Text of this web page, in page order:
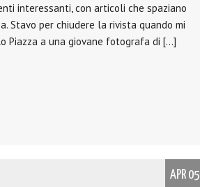
interessanti, con articoli che spaziano
per chiudere la rivista quando mi
Piazza a una giovane fotografa di […]
APR 05